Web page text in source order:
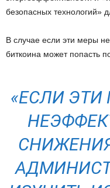
безопасных технологий»
В случае если эти меры
биткоина может попасть
«ЕСЛИ